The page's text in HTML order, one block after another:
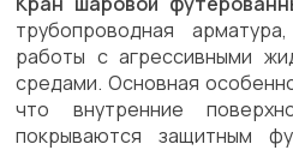
трубопроводная
работы с агрессивными
средами. Основная
что внутренние
покрываются защитным